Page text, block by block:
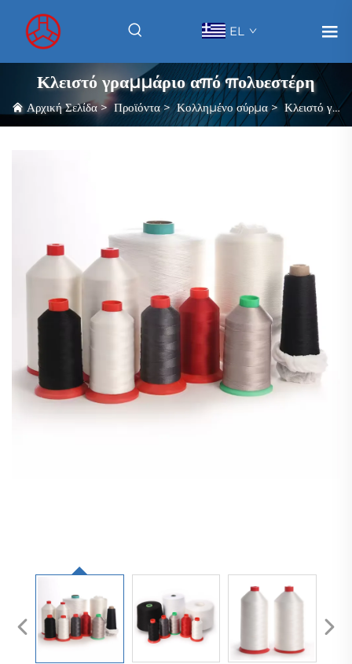
EL
Κλειστό γραμμάριο από πολυεστέρη
Αρχική Σελίδα>Προϊόντα>Κολλημένο σύρμα>Κλειστό γραμμάριο από πολυεστέρη